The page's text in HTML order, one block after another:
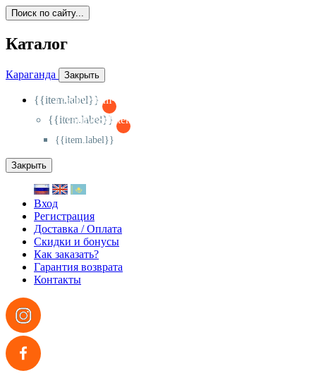
Поиск по сайту...
Каталог
Караганда Закрыть
{{item.label}}
{{activeItem==item.id?'-
{{item.label}}
{{activeSubitem==item.id?'-
{{item.label}}
Закрыть
Вход
Регистрация
Доставка / Оплата
Скидки и бонусы
Как заказать?
Гарантия возврата
Контакты